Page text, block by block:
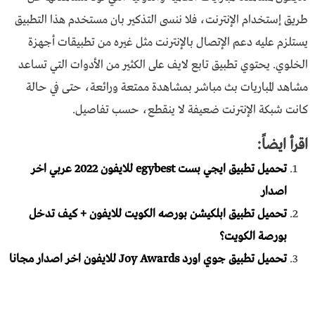
طريق إستخدام الإنترنت، فلا ننسى التذكير بان مستخدم هذا التطبيق
يستلزم عليه دعم الإتصال بالإنترنت مثل غيره من تطبيقات أجهزة
الخلوي. يحتوي تطبيق تابع لايف على الكثير من الأدوات التي تساعد
مشاهد المباریات بث مباشر بمشاهدة ممتعة ورائعة، حتى في حالة
كانت شبكة الإنترنت ضعيفة لا ينقطع، حسب تفاصيل.
اقرأ ايضاً:
تحميل تطبيق ايجي بست egybest للايفون 2022 عربي اخر
اصدار
تحميل تطبيق ابلكيشن بورصه الكويت للايفون + كيف تدخل
بورصة الكويت؟
تحميل تطبيق جوي اورد Joy Awards للايفون اخر اصدار مجانا